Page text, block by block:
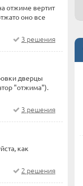
отжиме вертит
оно все
3 решения
дверцы
"отжима").
3 решения
как
2 решения